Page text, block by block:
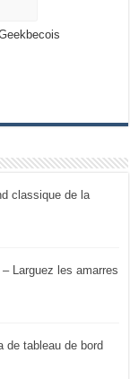
classique de la
Larguez les amarres
de tableau de bord